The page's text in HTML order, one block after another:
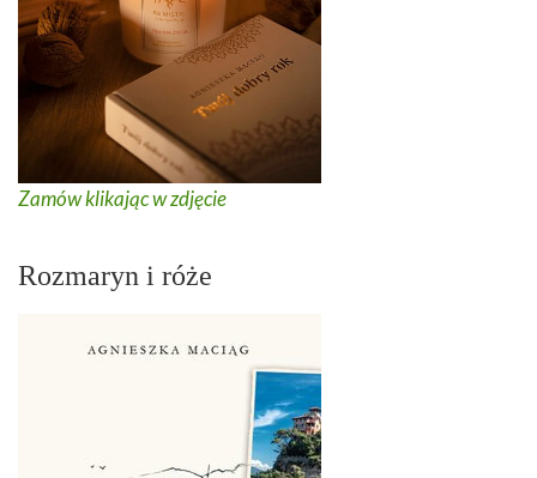
Zamów klikając w zdjęcie
Rozmaryn i róże